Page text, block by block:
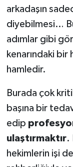
arkadaşın
diyebilmesi…
adımlar gibi
kenarındaki bir
hamledir.
Burada çok
başına bir
edip
ulaştırmaktır.
hekimlerin işi